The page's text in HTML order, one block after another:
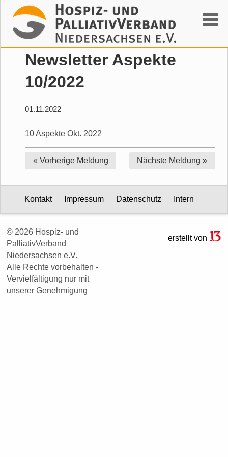
Suchen
Newsletter Aspekte
10/2022
01.11.2022
10 Aspekte Okt. 2022
« Vorherige Meldung Nächste Meldung »
Kontakt Impressum Datenschutz Intern
© 2026 Hospiz- und
PalliativVerband
Niedersachsen e.V.
Alle Rechte vorbehalten -
Vervielfältigung nur mit
unserer Genehmigung
erstellt von